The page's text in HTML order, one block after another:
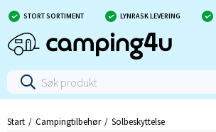
STORT SORTIMENT LYNRASK LEVERING
Start Campingtilbehør Solbeskyttelse